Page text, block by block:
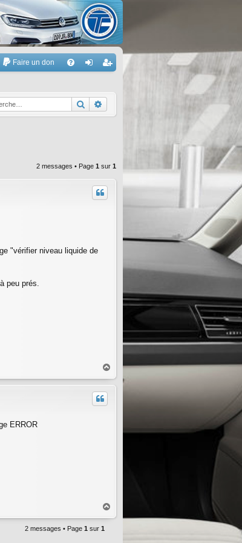
A
Faire un don
Q ne
xi
nr
eg
r
Rechercher
2 messages • Page 1 sur 1
"vérifier niveau liquide de
peu prés.
a
u
ERROR
a
2 messages • Page 1 sur 1